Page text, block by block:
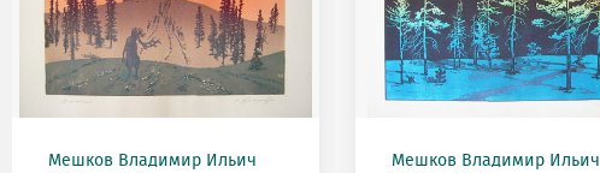
Мешков Владимир Ильич
Мешков Владимир Ильич